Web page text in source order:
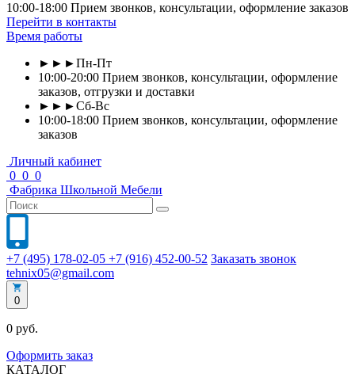
10:00-18:00 Прием звонков, консультации, оформление заказов
Перейти в контакты
Время работы
►►►Пн-Пт
10:00-20:00 Прием звонков, консультации, оформление
заказов, отгрузки и доставки
►►►Сб-Вс
10:00-18:00 Прием звонков, консультации, оформление
заказов
Личный кабинет
0 0 0
Фабрика Школьной Мебели
+7 (495) 178-02-05 +7 (916) 452-00-52 Заказать звонок
tehnix05@gmail.com
0
0 руб.
Оформить заказ
КАТАЛОГ